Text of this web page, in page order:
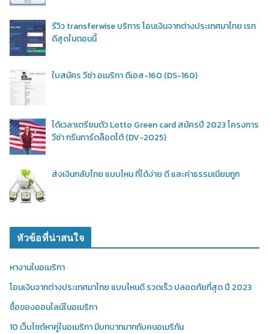
รีวิว transferwise บริการ โอนเงินจากต่างประเทศมาไทย เรท
ดีสุดในตอนนี้
ใบสมัคร วีซ่า อเมริกา ดีเอส-160 (DS-160)
ได้เวลาเตรียมตัว Lotto Green card สมัครปี 2023 โครงการ
วีซ่า กรีนการ์ดล็อตโต้ (DV-2025)
ส่งเงินกลับไทย แบบไหน ที่ได้ง่าย ดี และค่าธรรมเนียมถูก
หัวข้อที่น่าสนใจ
หางานในอเมริกา
โอนเงินจากต่างประเทศมาไทย แบบไหนดี รวดเร็ว ปลอดภัยที่สุด ปี 2023
ซื้อของออนไลน์ในอเมริกา
10 เว็บไซต์หาคู่ในอเมริกา มีบทบาทมากกับคนอเมริกัน